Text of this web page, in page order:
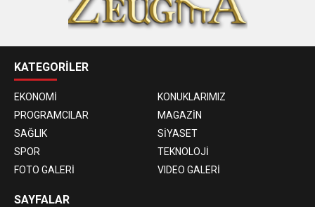
KATEGORİLER
EKONOMİ
KONUKLARIMIZ
PROGRAMCILAR
MAGAZİN
SAĞLIK
SİYASET
SPOR
TEKNOLOJİ
FOTO GALERİ
VIDEO GALERİ
SAYFALAR